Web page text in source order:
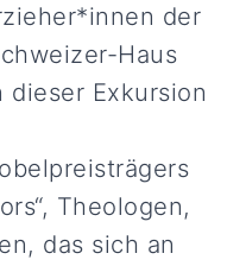
der
Haus
Exkursion
Theologen,
das sich an